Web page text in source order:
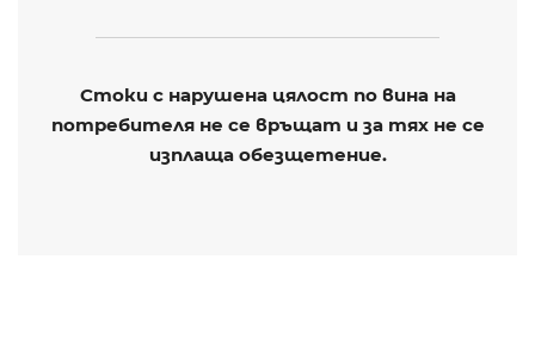
Стоки с нарушена цялост по вина на
потребителя не се връщат и за тях не се
изплаща обезщетение.